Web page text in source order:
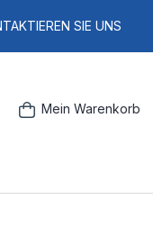
SIE UNS
Mein Warenkorb